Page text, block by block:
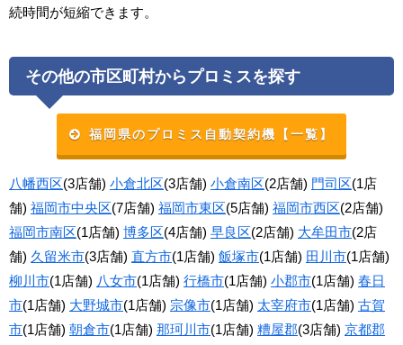
続時間が短縮できます。
その他の市区町村からプロミスを探す
福岡県のプロミス自動契約機【一覧】
八幡西区 (3店舗) 小倉北区 (3店舗) 小倉南区 (2店舗) 門司区 (1店
舗) 福岡市中央区 (7店舗) 福岡市東区 (5店舗) 福岡市西区 (2店舗)
福岡市南区 (1店舗) 博多区 (4店舗) 早良区 (2店舗) 大牟田市(2店
舗) 久留米市(3店舗) 直方市(1店舗) 飯塚市(1店舗) 田川市(1店舗)
柳川市(1店舗) 八女市(1店舗) 行橋市(1店舗) 小郡市(1店舗) 春日
市(1店舗) 大野城市(1店舗) 宗像市(1店舗) 太宰府市(1店舗) 古賀
市(1店舗) 朝倉市(1店舗) 那珂川市(1店舗) 糟屋郡(3店舗) 京都郡